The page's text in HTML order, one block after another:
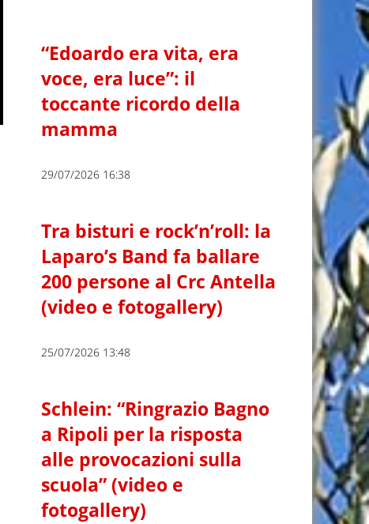
“Edoardo era vita, era
voce, era luce”: il
toccante ricordo della
mamma
29/07/2026 16:38
Tra bisturi e rock’n’roll: la
Laparo’s Band fa ballare
200 persone al Crc Antella
(video e fotogallery)
25/07/2026 13:48
Schlein: “Ringrazio Bagno
a Ripoli per la risposta
alle provocazioni sulla
scuola” (video e
fotogallery)